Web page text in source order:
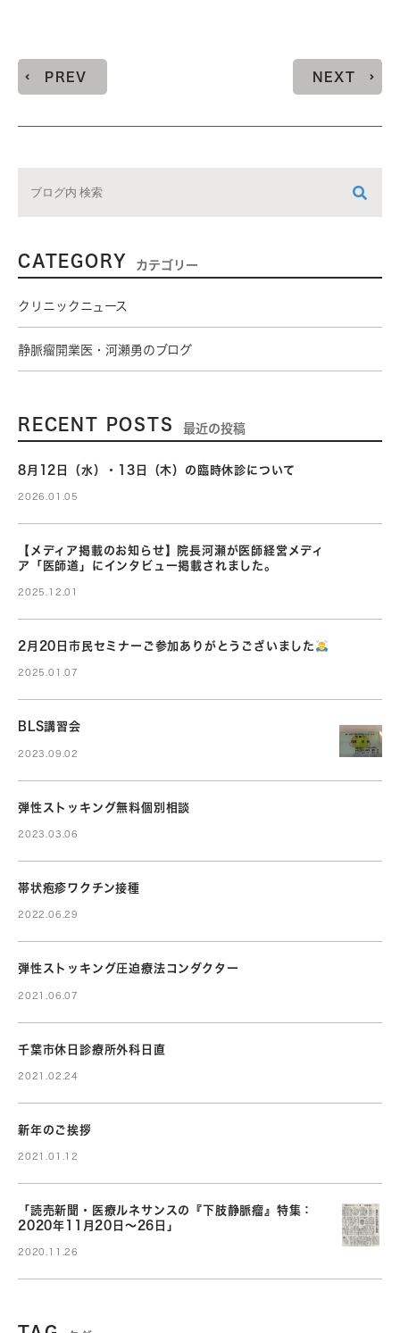
PREV NEXT
CATEGORY カテゴリー
クリニックニュース
静脈瘤開業医・河瀬勇のブログ
RECENT POSTS 最近の投稿
8月12日（水）・13日（木）の臨時休診について
2026.01.05
【メディア掲載のお知らせ】院長河瀬が医師経営メディ
ア「医師道」にインタビュー掲載されました。
2025.12.01
2月20日市民セミナーご参加ありがとうございました
2025.01.07
BLS講習会
2023.09.02
弾性ストッキング無料個別相談
2023.03.06
帯状疱疹ワクチン接種
2022.06.29
弾性ストッキング圧迫療法コンダクター
2021.06.07
千葉市休日診療所外科日直
2021.02.24
新年のご挨拶
2021.01.12
「読売新聞・医療ルネサンスの『下肢静脈瘤』特集：
2020年11月20日～26日」
2020.11.26